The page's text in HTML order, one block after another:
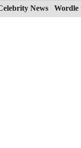
News Wordle